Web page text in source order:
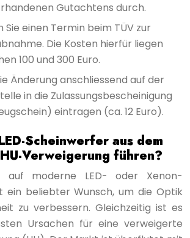
Gutachtens durch.
einen Termin beim TÜV zur
Die Kosten hierfür liegen
100 und 300 Euro.
Änderung anschliessend auf der
in die Zulassungsbescheinigung
eintragen (ca. 12 Euro).
Scheinwerfer aus dem
Verweigerung führen?
auf moderne LED- oder Xenon-
ein beliebter Wunsch, um die Optik
zu verbessern. Gleichzeitig ist es
Ursachen für eine verweigerte